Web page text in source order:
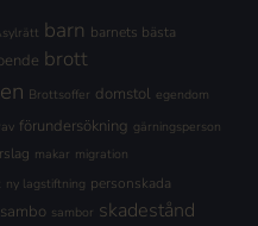
barn barnets bästa
brott
Brottsoffer domstol egendom
förundersökning gärningsperson
makar migration
ny lagstiftning personskada
sambo sambor skadestånd